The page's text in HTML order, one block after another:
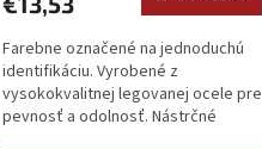
Farebne označené na jednoduchú
identifikáciu. Vyrobené z
vysokokvalitnej legovanej ocele pre
pevnosť a odolnosť. Nástrčné